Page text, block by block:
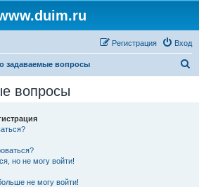
Вход
Регистрация
задаваемые вопросы
вопросы
но не могу войти!
не могу войти!